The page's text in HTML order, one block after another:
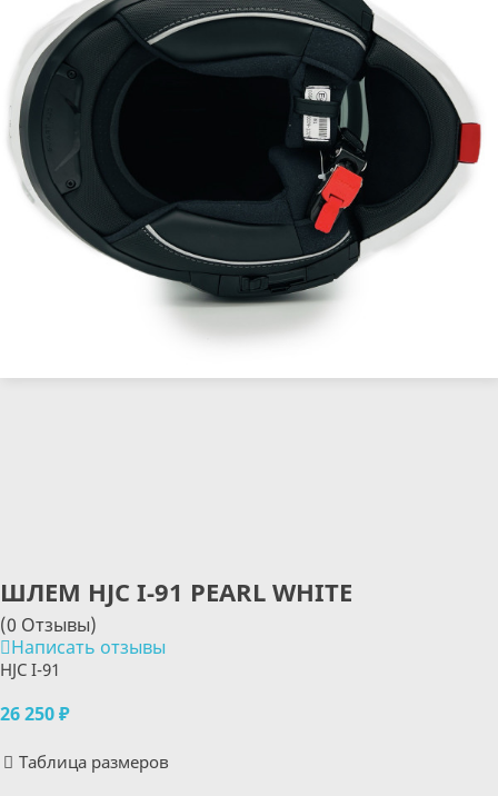
ШЛЕМ HJC I-91 PEARL WHITE
(0 Отзывы)
Написать отзывы
HJC I-91
26 250 ₽
Таблица размеров